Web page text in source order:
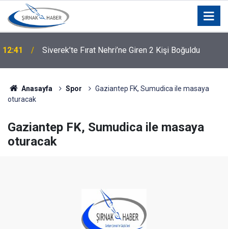
11:46
Anasayfa Spor
Gaziantep FK, Sumudica ile masaya
oturacak
Gaziantep FK, Sumudica ile masaya
oturacak